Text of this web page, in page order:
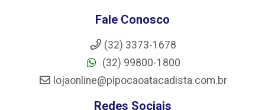
Fale Conosco
(32) 3373-1678
(32) 99800-1800
lojaonline@pipocaoatacadista.com.br
Redes Sociais